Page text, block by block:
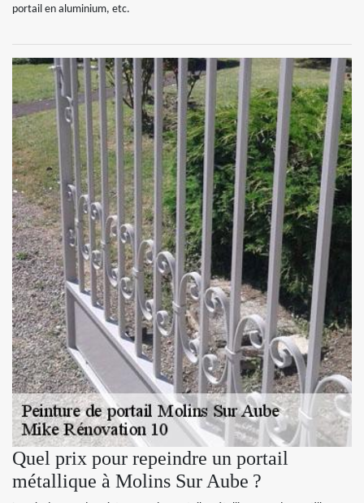
portail en aluminium, etc.
Quel prix pour repeindre un portail
métallique à Molins Sur Aube ?